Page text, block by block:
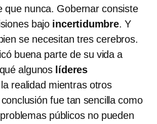
que nunca. Gobernar consiste
bajo incertidumbre. Y
se necesitan tres cerebros.
buena parte de su vida a
algunos líderes
la realidad mientras otros
fue tan sencilla como
públicos no pueden